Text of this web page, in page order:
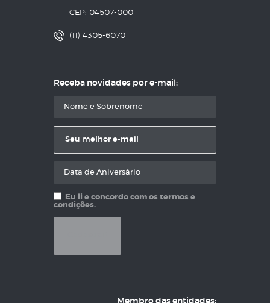
CEP: 04507-000
(11) 4305-6070
Receba novidades por e-mail:
Eu li e concordo com os termos e
condições.
Membro das entidades: